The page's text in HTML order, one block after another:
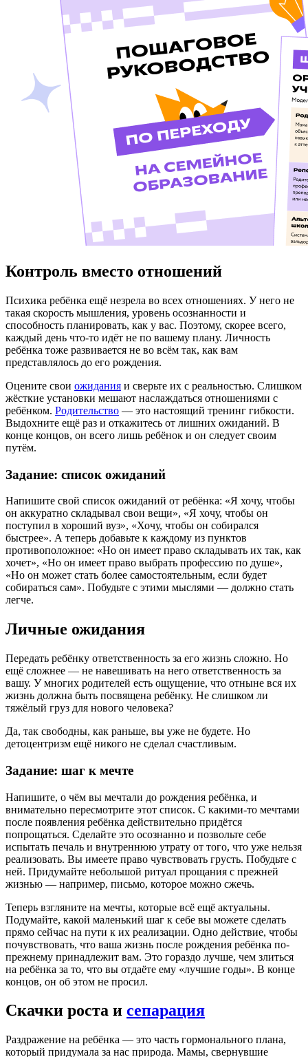
Контроль вместо отношений
Психика ребёнка ещё незрела во всех отношениях. У него не
такая скорость мышления, уровень осознанности и
способность планировать, как у вас. Поэтому, скорее всего,
каждый день что-то идёт не по вашему плану. Личность
ребёнка тоже развивается не во всём так, как вам
представлялось до его рождения.
Оцените свои ожидания и сверьте их с реальностью. Слишком
жёсткие установки мешают наслаждаться отношениями с
ребёнком. Родительство — это настоящий тренинг гибкости.
Выдохните ещё раз и откажитесь от лишних ожиданий. В
конце концов, он всего лишь ребёнок и он следует своим
путём.
Задание: список ожиданий
Напишите свой список ожиданий от ребёнка: «Я хочу, чтобы
он аккуратно складывал свои вещи», «Я хочу, чтобы он
поступил в хороший вуз», «Хочу, чтобы он собирался
быстрее». А теперь добавьте к каждому из пунктов
противоположное: «Но он имеет право складывать их так, как
хочет», «Но он имеет право выбрать профессию по душе»,
«Но он может стать более самостоятельным, если будет
собираться сам». Побудьте с этими мыслями — должно стать
легче.
Личные ожидания
Передать ребёнку ответственность за его жизнь сложно. Но
ещё сложнее — не навешивать на него ответственность за
вашу. У многих родителей есть ощущение, что отныне вся их
жизнь должна быть посвящена ребёнку. Не слишком ли
тяжёлый груз для нового человека?
Да, так свободны, как раньше, вы уже не будете. Но
детоцентризм ещё никого не сделал счастливым.
Задание: шаг к мечте
Напишите, о чём вы мечтали до рождения ребёнка, и
внимательно пересмотрите этот список. С какими-то мечтами
после появления ребёнка действительно придётся
попрощаться. Сделайте это осознанно и позвольте себе
испытать печаль и внутреннюю утрату от того, что уже нельзя
реализовать. Вы имеете право чувствовать грусть. Побудьте с
ней. Придумайте небольшой ритуал прощания с прежней
жизнью — например, письмо, которое можно сжечь.
Теперь взгляните на мечты, которые всё ещё актуальны.
Подумайте, какой маленький шаг к себе вы можете сделать
прямо сейчас на пути к их реализации. Одно действие, чтобы
почувствовать, что ваша жизнь после рождения ребёнка по-
прежнему принадлежит вам. Это гораздо лучше, чем злиться
на ребёнка за то, что вы отдаёте ему «лучшие годы». В конце
концов, он об этом не просил.
Скачки роста и сепарация
Раздражение на ребёнка — это часть гормонального плана,
который придумала за нас природа. Мамы, свернувшие